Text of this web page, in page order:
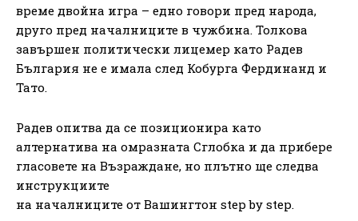
време двойна игра – едно говори пред народа,
друго пред началниците в чужбина. Толкова
завършен политически лицемер като Радев
България не е имала след Кобурга Фердинанд и
Тато.
Радев опитва да се позиционира като
алтернатива на омразната Сглобка и да прибере
гласовете на Възраждане, но плътно ще следва
инструкциите
на началниците от Вашингтон step by step.